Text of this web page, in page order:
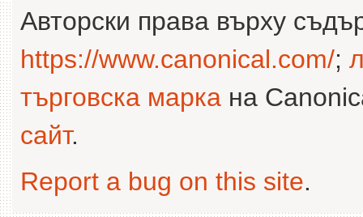
Авторски права върху
https://www.canonical.com/;
търговска марка на
сайт.
Report a bug on this site.